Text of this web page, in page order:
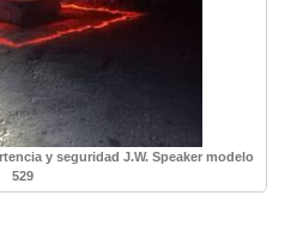
y seguridad J.W. Speaker modelo
529